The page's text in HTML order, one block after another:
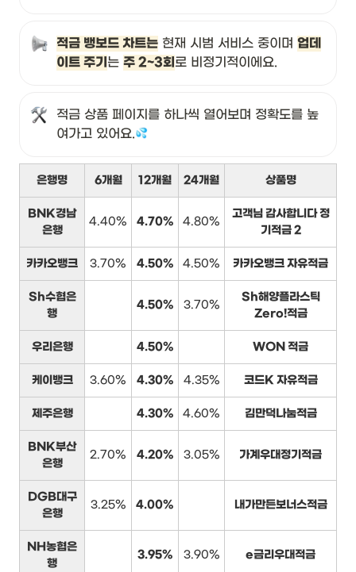
적금 뱅보드 차트는 현재 시범 서비스 중이며 업데
이트 주기는 주 2~3회로 비정기적이에요.
적금 상품 페이지를 하나씩 열어보며 정확도를 높
여가고 있어요.
은행명 6개월 12개월 24개월 상품명
BNK경남
은행
4.40% 4.70% 4.80%
고객님 감사합니다 정
기적금 2
카카오뱅크 3.70% 4.50% 4.50% 카카오뱅크 자유적금
Sh수협은
행
4.50% 3.70%
Sh해양플라스틱
Zero!적금
우리은행 4.50% WON 적금
케이뱅크 3.60% 4.30% 4.35% 코드K 자유적금
제주은행 4.30% 4.60% 김만덕나눔적금
BNK부산
은행
2.70% 4.20% 3.05% 가계우대정기적금
DGB대구
은행
3.25% 4.00% 내가만든보너스적금
NH농협은
행
3.95% 3.90% e금리우대적금